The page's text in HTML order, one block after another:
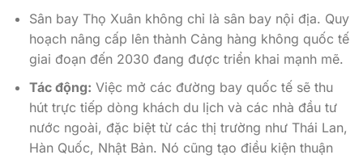
Sân bay Thọ Xuân không chỉ là sân bay nội địa. Quy
hoạch nâng cấp lên thành Cảng hàng không quốc tế
giai đoạn đến 2030 đang được triển khai mạnh mẽ.
Tác động: Việc mở các đường bay quốc tế sẽ thu
hút trực tiếp dòng khách du lịch và các nhà đầu tư
nước ngoài, đặc biệt từ các thị trường như Thái Lan,
Hàn Quốc, Nhật Bản. Nó cũng tạo điều kiện thuận